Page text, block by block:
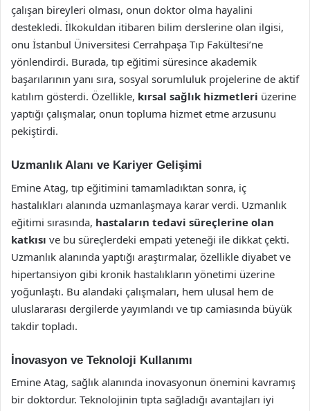
çalışan bireyleri olması, onun doktor olma hayalini
destekledi. İlkokuldan itibaren bilim derslerine olan ilgisi,
onu İstanbul Üniversitesi Cerrahpaşa Tıp Fakültesi’ne
yönlendirdi. Burada, tıp eğitimi süresince akademik
başarılarının yanı sıra, sosyal sorumluluk projelerine de aktif
katılım gösterdi. Özellikle, kırsal sağlık hizmetleri üzerine
yaptığı çalışmalar, onun topluma hizmet etme arzusunu
pekiştirdi.
Uzmanlık Alanı ve Kariyer Gelişimi
Emine Atag, tıp eğitimini tamamladıktan sonra, iç
hastalıkları alanında uzmanlaşmaya karar verdi. Uzmanlık
eğitimi sırasında, hastaların tedavi süreçlerine olan
katkısı ve bu süreçlerdeki empati yeteneği ile dikkat çekti.
Uzmanlık alanında yaptığı araştırmalar, özellikle diyabet ve
hipertansiyon gibi kronik hastalıkların yönetimi üzerine
yoğunlaştı. Bu alandaki çalışmaları, hem ulusal hem de
uluslararası dergilerde yayımlandı ve tıp camiasında büyük
takdir topladı.
İnovasyon ve Teknoloji Kullanımı
Emine Atag, sağlık alanında inovasyonun önemini kavramış
bir doktordur. Teknolojinin tıpta sağladığı avantajları iyi